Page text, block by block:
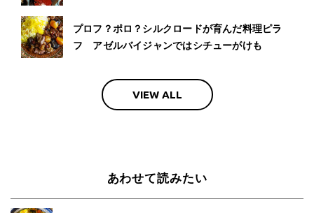
プロフ？ポロ？シルクロードが育んだ料理ピラ
フ アゼルバイジャンではシチューがけも
VIEW ALL
あわせて読みたい